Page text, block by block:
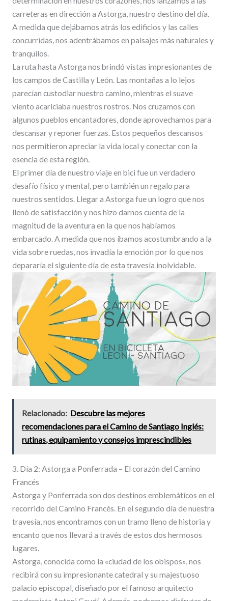
carreteras en dirección a Astorga, nuestro destino del día.
A medida que dejábamos atrás los edificios y las calles
concurridas, nos adentrábamos en paisajes más naturales y
tranquilos.
La ruta hasta Astorga nos brindó vistas impresionantes de
los campos de Castilla y León. Las montañas a lo lejos
parecían custodiar nuestro camino, mientras el suave
viento acariciaba nuestros rostros. Nos cruzamos con
algunos pueblos encantadores, donde aprovechamos para
descansar y reponer fuerzas. Estos pequeños descansos
nos permitieron apreciar la vida local y conectar con la
esencia de esta región.
El primer día de nuestro viaje en bici fue un verdadero
desafío físico y mental, pero también un regalo para
nuestros sentidos. Llegar a Astorga fue un logro que nos
llenó de satisfacción y nos hizo darnos cuenta de la
magnitud de la aventura en la que nos habíamos
embarcado. A medida que nos íbamos acostumbrando a la
vida sobre ruedas, nos invadía la emoción por lo que nos
depararía el siguiente día de esta travesía inolvidable.
Relacionado: Descubre las mejores
recomendaciones para el Camino de Santiago Inglés:
rutinas, equipamiento y consejos imprescindibles
3. Día 2: Astorga a Ponferrada – El corazón del Camino
Francés
Astorga y Ponferrada son dos destinos emblemáticos en el
recorrido del Camino Francés. En el segundo día de nuestra
travesía, nos encontramos con un tramo lleno de historia y
encanto que nos llevará a través de estos dos hermosos
lugares.
Astorga, conocida como la «ciudad de los obispos», nos
recibirá con su impresionante catedral y su majestuoso
palacio episcopal, diseñado por el famoso arquitecto